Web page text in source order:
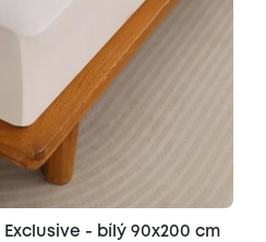
- bílý 90x200 cm